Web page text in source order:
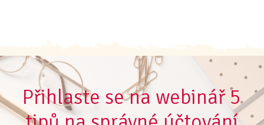
Přihlaste se na webinář 5